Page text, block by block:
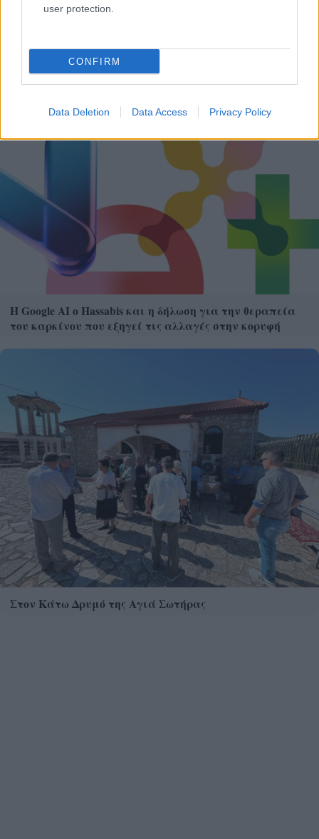
user protection.
CONFIRM
Data Deletion Data Access Privacy Policy
Δεν ανοίγει η μπάρα στα διόδια με το e-pass ενώ έχει
Η Google ΑΙ ο Hassabis και η δήλωση για την θεραπεία
του καρκίνου που εξηγεί τις αλλαγές στην κορυφή
Στον Κάτω Δρυμό της Αγιά Σωτήρας